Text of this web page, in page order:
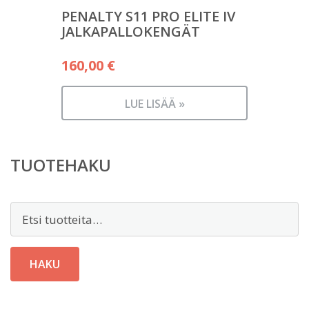
PENALTY S11 PRO ELITE IV
JALKAPALLOKENGÄT
160,00 €
LUE LISÄÄ »
TUOTEHAKU
HAKU